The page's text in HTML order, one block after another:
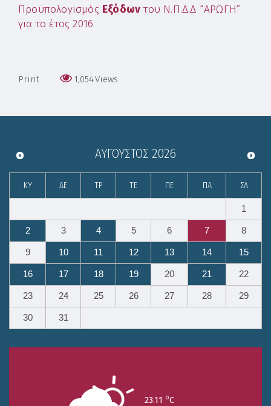
Προϋπολογισμός Εξόδωντου Ν.Π.Δ.Δ “ΑΡΩΓΗ”
για το έτος 2016
Print 1,054Views
ΑΎΓΟΥΣΤΟΣ 2026
ΚΥ ΔΕ ΤΡ ΤΕ ΠΕ ΠΑ ΣΑ
1
2 3 4 5 6 7 8
9 10 11 12 13 14 15
16 17 18 19 20 21 22
23 24 25 26 27 28 29
30 31
23.11 oC